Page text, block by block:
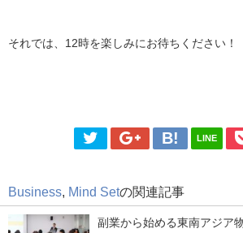
それでは、12時を楽しみにお待ちください！
LINE
Business, Mind Setの関連記事
副業から始める東南アジア